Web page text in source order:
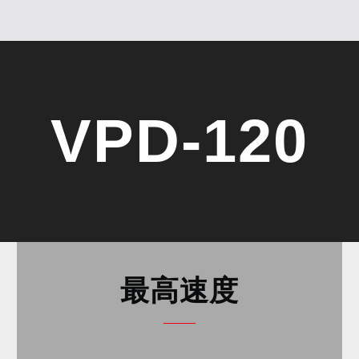
VPD-120
最高速度